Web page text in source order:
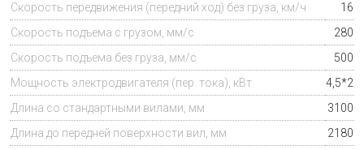
Скорость передвижения (передний ход) без груза, км/ч
16
Скорость подъема с грузом, мм/с
280
Скорость подъема без груза, мм/с
500
Мощность электродвигателя (пер. тока), кВт
4,5*2
Длина со стандартными вилами, мм
3100
Длина до передней поверхности вил, мм
2180